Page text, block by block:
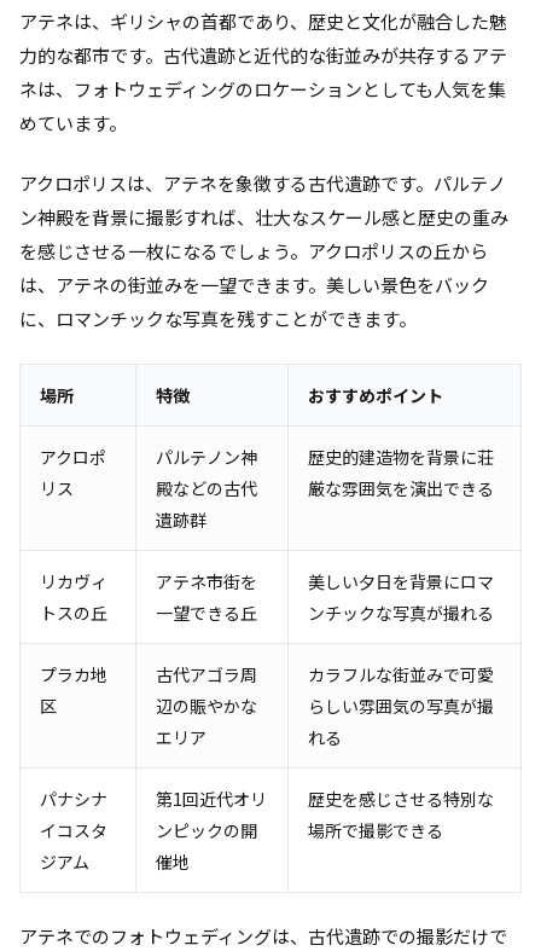
アテネは、ギリシャの首都であり、歴史と文化が融合した魅
力的な都市です。古代遺跡と近代的な街並みが共存するアテ
ネは、フォトウェディングのロケーションとしても人気を集
めています。
アクロポリスは、アテネを象徴する古代遺跡です。パルテノ
ン神殿を背景に撮影すれば、壮大なスケール感と歴史の重み
を感じさせる一枚になるでしょう。アクロポリスの丘から
は、アテネの街並みを一望できます。美しい景色をバック
に、ロマンチックな写真を残すことができます。
場所 特徴 おすすめポイント
アクロポ
リス
パルテノン神
殿などの古代
遺跡群
歴史的建造物を背景に荘
厳な雰囲気を演出できる
リカヴィ
トスの丘
アテネ市街を
一望できる丘
美しい夕日を背景にロマ
ンチックな写真が撮れる
プラカ地
区
古代アゴラ周
辺の賑やかな
エリア
カラフルな街並みで可愛
らしい雰囲気の写真が撮
れる
パナシナ
イコスタ
ジアム
第1回近代オリ
ンピックの開
催地
歴史を感じさせる特別な
場所で撮影できる
アテネでのフォトウェディングは、古代遺跡での撮影だけで